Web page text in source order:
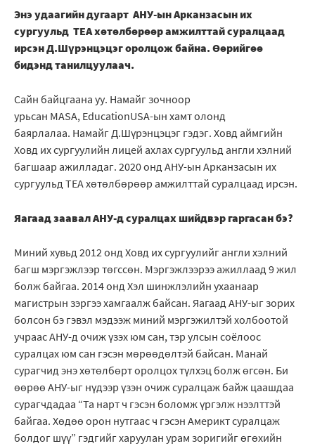
Энэ удаагийн дугаарт АНУ-ын Арканзасын их
сургуульд ТЕА хөтөлбөрөөр амжилттай суралцаад
ирсэн Д.Шүрэнцэцэг оролцож байна. Өөрийгөө
бидэнд танилцуулаач.
Сайн байцгаана уу. Намайг зочноор
урьсан MASA, EducationUSA-ын хамт олонд
баярлалаа. Намайг Д.Шүрэнцэцэг гэдэг. Ховд аймгийн
Ховд их сургуулийн лицей ахлах сургуульд англи хэлний
багшаар ажилладаг. 2020 онд АНУ-ын Арканзасын их
сургуульд ТЕА хөтөлбөрөөр амжилттай суралцаад ирсэн.
Яагаад заавал АНУ-д суралцах шийдвэр гаргасан бэ?
Миний хувьд 2012 онд Ховд их сургуулийг англи хэлний
багш мэргэжлээр төгссөн. Мэргэжлээрээ ажиллаад 9 жил
болж байгаа. 2014 онд Хэл шинжлэлийн ухаанаар
магистрын зэргээ хамгаалж байсан. Яагаад АНУ-ыг зорих
болсон бэ гэвэл мэдээж миний мэргэжилтэй холбоотой
учраас АНУ-д очиж үзэх юм сан, тэр улсын соёлоос
суралцах юм сан гэсэн мөрөөдөлтэй байсан. Манай
сурагчид энэ хөтөлбөрт оролцох түлхэц болж өгсөн. Би
өөрөө АНУ-ыг нүдээр үзэн очиж суралцаж байж цаашдаа
сурагчдадаа “Та нарт ч гэсэн боломж үргэлж нээлттэй
байгаа. Хөдөө орон нутгаас ч гэсэн Америкт суралцаж
болдог шүү” гэдгийг харуулан урам зоригийг өгөхийн